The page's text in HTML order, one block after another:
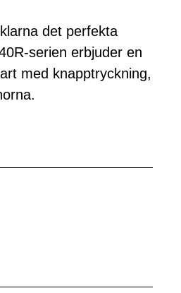
det perfekta
serien erbjuder en
med knapptryckning,